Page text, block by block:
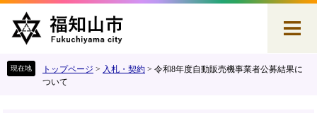
トップページ > 入札・契約 > 令和8年度自動販売機事業者公募結果に
ついて